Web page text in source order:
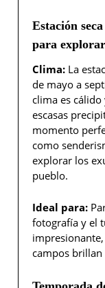
Estación
para
Clima: La
de mayo a
clima es cálido
escasas
momento
como
explorar los
pueblo.
Ideal para:
fotografía y el
campos brillan